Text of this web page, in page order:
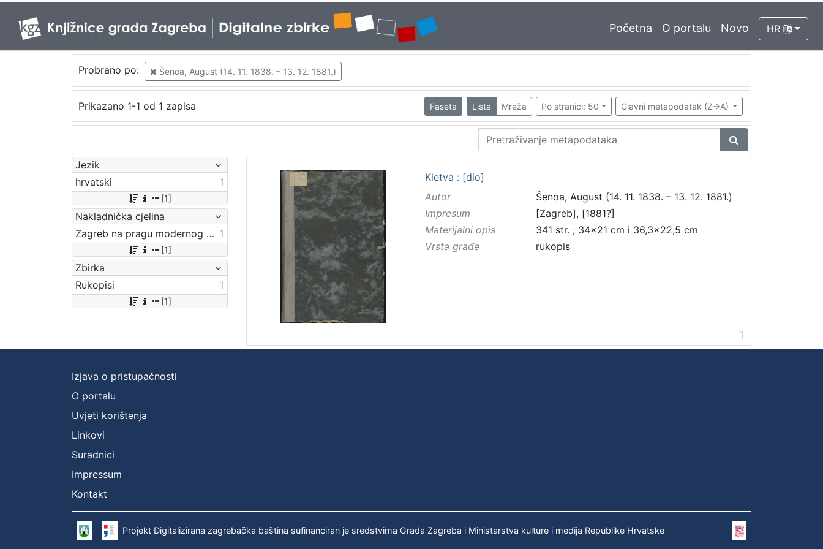
Početna O portalu Novo HR
Probrano po: Šenoa, August (14. 11. 1838. – 13. 12. 1881.)
Prikazano 1-1 od 1 zapisa Faseta Lista Mreža Po stranici: 50 Glavni metapodatak (Z->A)
Jezik
hrvatski
1
[1]
Nakladnička cjelina
Zagreb na pragu modernog doba 1
[1]
Zbirka
Rukopisi
1
[1]
Kletva : [dio]
Autor
Šenoa, August (14. 11. 1838. – 13. 12. 1881.)
Impresum
[Zagreb], [1881?]
Materijalni opis
341 str. ; 34x21 cm i 36,3x22,5 cm
Vrsta građe
rukopis
1
Izjava o pristupačnosti
O portalu
Uvjeti korištenja
Linkovi
Suradnici
Impressum
Kontakt
Projekt Digitalizirana zagrebačka baština sufinanciran je sredstvima Grada Zagreba i Ministarstva kulture i medija Republike Hrvatske